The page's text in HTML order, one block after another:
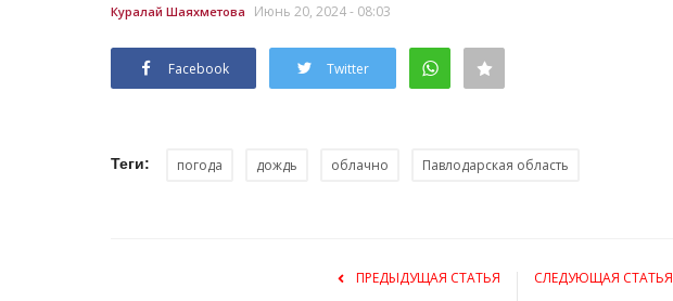
Куралай Шаяхметова Июнь 20, 2024 - 08:03
Facebook Twitter
Теги: погода дождь облачно Павлодарская область
ПРЕДЫДУЩАЯ СТАТЬЯ
СЛЕДУЮЩАЯ СТАТЬЯ